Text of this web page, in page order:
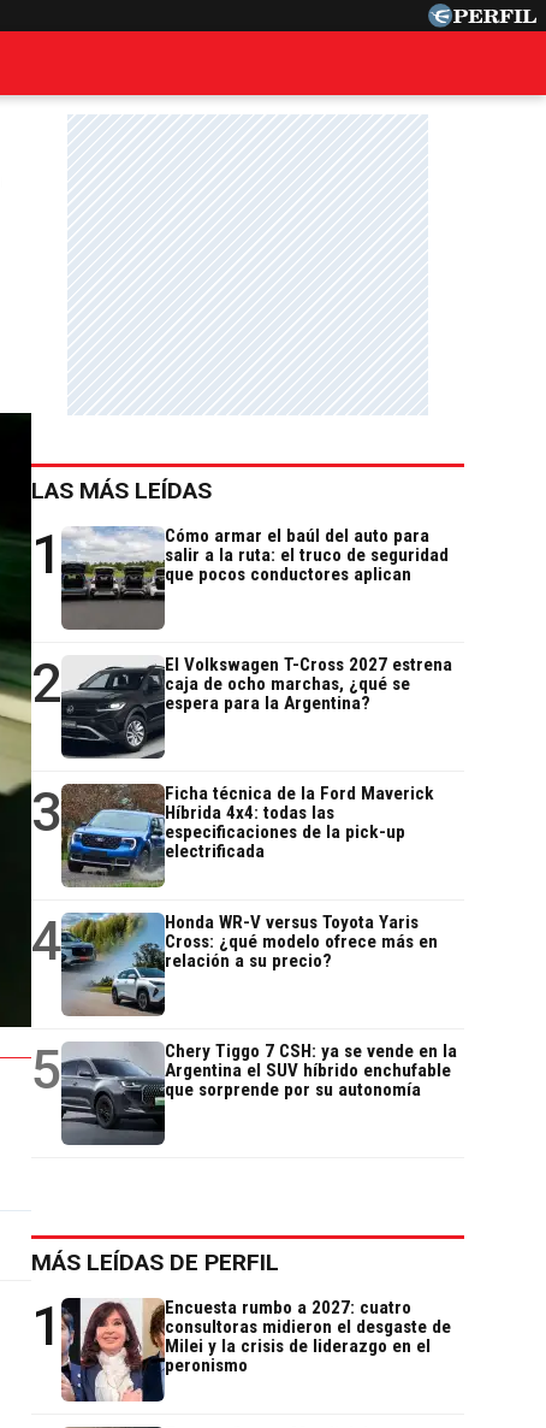
LAS MÁS LEÍDAS
1
Cómo armar el baúl del auto para
salir a la ruta: el truco de seguridad
que pocos conductores aplican
2
El Volkswagen T-Cross 2027 estrena
caja de ocho marchas, ¿qué se
espera para la Argentina?
3
Ficha técnica de la Ford Maverick
Híbrida 4x4: todas las
especificaciones de la pick-up
electrificada
4
Honda WR-V versus Toyota Yaris
Cross: ¿qué modelo ofrece más en
relación a su precio?
5
Chery Tiggo 7 CSH: ya se vende en la
Argentina el SUV híbrido enchufable
que sorprende por su autonomía
MÁS LEÍDAS DE PERFIL
1
Encuesta rumbo a 2027: cuatro
consultoras midieron el desgaste de
Milei y la crisis de liderazgo en el
peronismo